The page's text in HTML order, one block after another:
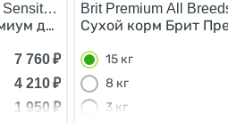
Lamb & Turkey/
для взрослых собак всех
7 760 ₽
4 210 ₽
1 950 ₽
Brit Premium All
Сухой корм Брит
15 кг
8 кг
3 кг